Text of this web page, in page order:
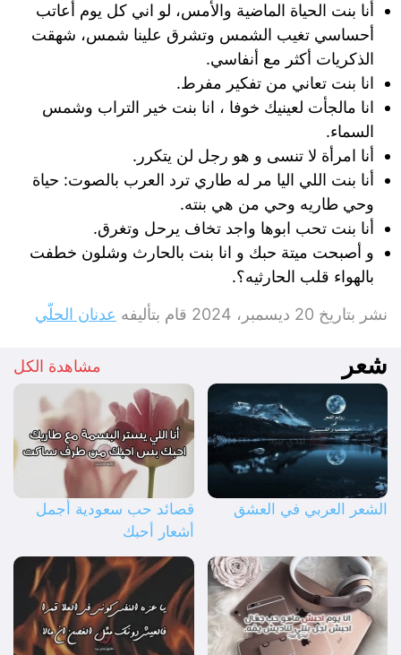
أنا بنت الحياة الماضية والأمس، لو اني كل يوم أعاتب
أحساسي تغيب الشمس وتشرق علينا شمس، شهقت
الذكريات أكثر مع أنفاسي.
انا بنت تعاني من تفكير مفرط.
انا مالجأت لعينيك خوفا ، انا بنت خير التراب وشمس
السماء.
أنا امرأة لا تنسى و هو رجل لن يتكرر.
أنا بنت اللي اليا مر له طاري ترد العرب بالصوت: حياة
وحي طاريه وحي من هي بنته.
أنا بنت تحب ابوها واجد تخاف يرحل وتغرق.
و أصبحت ميتة حبك و انا بنت بالحارث وشلون خطفت
بالهواء قلب الحارثيه؟.
نشر بتاريخ 20 ديسمبر، 2024 قام بتأليفه عدنان الحلّي
شعر مشاهدة الكل
الشعر العربي في العشق
قصائد حب سعودية أجمل
أشعار أحبك